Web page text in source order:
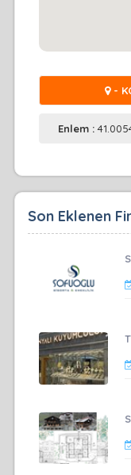
-
Enlem :
Son Eklenen